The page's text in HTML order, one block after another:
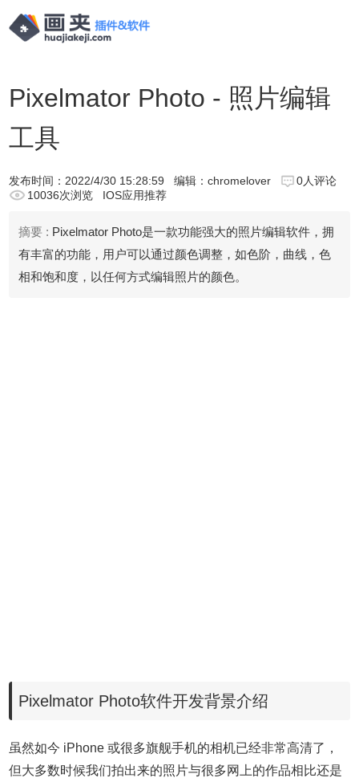
Pixelmator Photo - 照片编辑
工具
发布时间： 2022/4/30 15:28:59 编辑：chromelover
0人评论
10036次浏览
IOS应用推荐
摘要 : Pixelmator Photo是一款功能强大的照片编辑软件，拥
有丰富的功能，用户可以通过颜色调整，如色阶，曲线，色
相和饱和度，以任何方式编辑照片的颜色。
Pixelmator Photo软件开发背景介绍
虽然如今 iPhone 或很多旗舰手机的相机已经非常高清了，
但大多数时候我们拍出来的照片与很多网上的作品相比还是